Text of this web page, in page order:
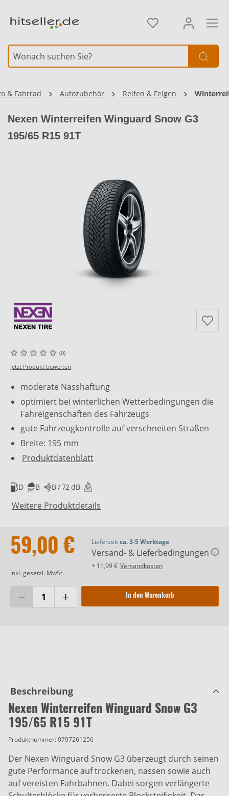
& Fahrrad Autozubehör Reifen & Felgen
Nexen Winterreifen Winguard Snow G3
195/65 R15 91T
(0)
Jetzt Produkt bewerten
moderate Nasshaftung
optimiert bei winterlichen Wetterbedingungen die
Fahreigenschaften des Fahrzeugs
gute Fahrzeugkontrolle auf verschneiten Straßen
Breite: 195 mm
Produktdatenblatt
D B B / 72 dB
Weitere Produktdetails
59,00 €
inkl. gesetzl. MwSt.
Lieferzeitca. 3-5 Werktage
Versand- & Lieferbedingungen
+ 11,99 € Versandkosten
In den Warenkorb
Beschreibung
Nexen Winterreifen Winguard Snow G3
195/65 R15 91T
Produktnummer:0797261256
Der Nexen Winguard Snow G3 überzeugt durch seinen
gute Performance auf trockenen, nassen sowie auch
auf vereisten Fahrbahnen. Dabei sorgen verlängerte